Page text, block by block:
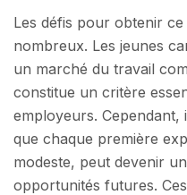
Les défis pour obtenir
nombreux. Les jeunes
un marché du travail
constitue un critère
employeurs.
que chaque première
modeste, peut devenir
opportunités futures.